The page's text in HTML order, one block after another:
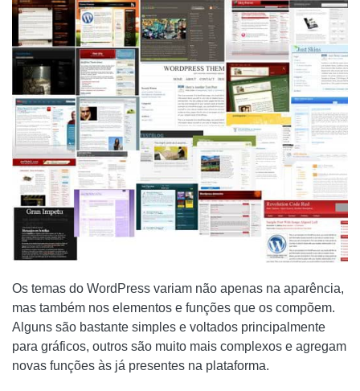
COMO DESCOBRIR QUEM VISITA SEU PERFIL NO
FACEBOOK
COMO INSERIR UM BOTÃO DE DOAÇÃO NO
BLOGENGINE.NET
RASTREIE CLIQUES DO TWITTER COM O FEEDBURNER
COMO ARQUIVAR MENSAGENS DO OUTLOOK
Os temas do WordPress variam não apenas na aparência,
mas também nos elementos e funções que os compõem.
Alguns são bastante simples e voltados principalmente
para gráficos, outros são muito mais complexos e agregam
novas funções às já presentes na plataforma.